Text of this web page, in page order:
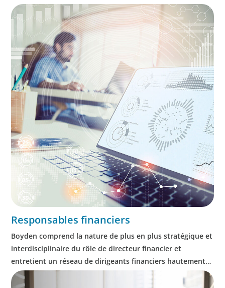
est de sécuriser les investissements de nos clients en
plaçant à leur tête des leaders capables de relever les
défis avec détermination, de mettre en œuvre la stratégie
et de concilier prudence et innovation pour optimiser la
performance.
Responsables financiers
Boyden comprend la nature de plus en plus stratégique et
interdisciplinaire du rôle de directeur financier et
entretient un réseau de dirigeants financiers hautement
qualifiés et férus de technologie.